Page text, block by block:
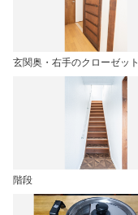
玄関奥・右手のクローゼット
階段